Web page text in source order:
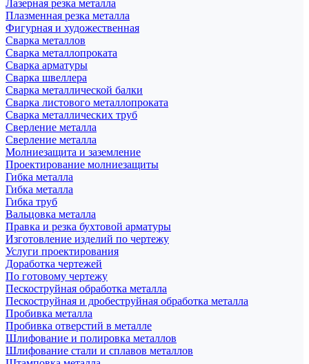
Лазерная резка металла
Плазменная резка металла
Фигурная и художественная
Сварка металлов
Сварка металлопроката
Сварка арматуры
Сварка швеллера
Сварка металлической балки
Сварка листового металлопроката
Сварка металлических труб
Сверление металла
Сверление металла
Молниезащита и заземление
Проектирование молниезащиты
Гибка металла
Гибка металла
Гибка труб
Вальцовка металла
Правка и резка бухтовой арматуры
Изготовление изделий по чертежу
Услуги проектирования
Доработка чертежей
По готовому чертежу
Пескоструйная обработка металла
Пескоструйная и дробеструйная обработка металла
Пробивка металла
Пробивка отверстий в металле
Шлифование и полировка металлов
Шлифование стали и сплавов металлов